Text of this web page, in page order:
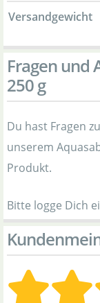
Versandgewicht
Fragen und
250 g
Du hast Fragen
unserem
Produkt.
Bitte logge Dich